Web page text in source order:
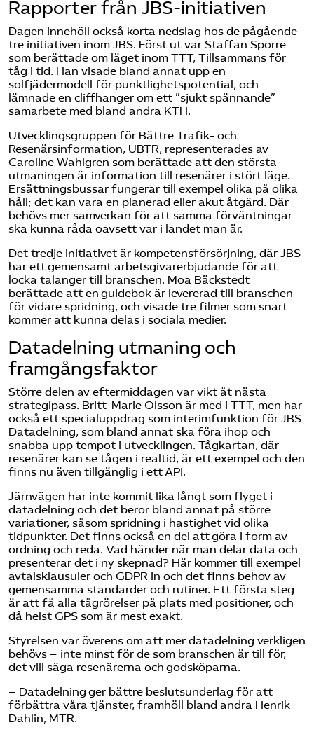
Rapporter från JBS-initiativen
Dagen innehöll också korta nedslag hos de pågående
tre initiativen inom JBS. Först ut var Staffan Sporre
som berättade om läget inom TTT, Tillsammans för
tåg i tid. Han visade bland annat upp en
solfjädermodell för punktlighetspotential, och
lämnade en cliffhanger om ett ”sjukt spännande”
samarbete med bland andra KTH.
Utvecklingsgruppen för Bättre Trafik- och
Resenärsinformation, UBTR, representerades av
Caroline Wahlgren som berättade att den största
utmaningen är information till resenärer i stört läge.
Ersättningsbussar fungerar till exempel olika på olika
håll; det kan vara en planerad eller akut åtgärd. Där
behövs mer samverkan för att samma förväntningar
ska kunna råda oavsett var i landet man är.
Det tredje initiativet är kompetensförsörjning, där JBS
har ett gemensamt arbetsgivarerbjudande för att
locka talanger till branschen. Moa Bäckstedt
berättade att en guidebok är levererad till branschen
för vidare spridning, och visade tre filmer som snart
kommer att kunna delas i sociala medier.
Datadelning utmaning och
framgångsfaktor
Större delen av eftermiddagen var vikt åt nästa
strategipass. Britt-Marie Olsson är med i TTT, men har
också ett specialuppdrag som interimfunktion för JBS
Datadelning, som bland annat ska föra ihop och
snabba upp tempot i utvecklingen. Tågkartan, där
resenärer kan se tågen i realtid, är ett exempel och den
finns nu även tillgänglig i ett API.
Järnvägen har inte kommit lika långt som flyget i
datadelning och det beror bland annat på större
variationer, såsom spridning i hastighet vid olika
tidpunkter. Det finns också en del att göra i form av
ordning och reda. Vad händer när man delar data och
presenterar det i ny skepnad? Här kommer till exempel
avtalsklausuler och GDPR in och det finns behov av
gemensamma standarder och rutiner. Ett första steg
är att få alla tågrörelser på plats med positioner, och
då helst GPS som är mest exakt.
Styrelsen var överens om att mer datadelning verkligen
behövs – inte minst för de som branschen är till för,
det vill säga resenärerna och godsköparna.
– Datadelning ger bättre beslutsunderlag för att
förbättra våra tjänster, framhöll bland andra Henrik
Dahlin, MTR.